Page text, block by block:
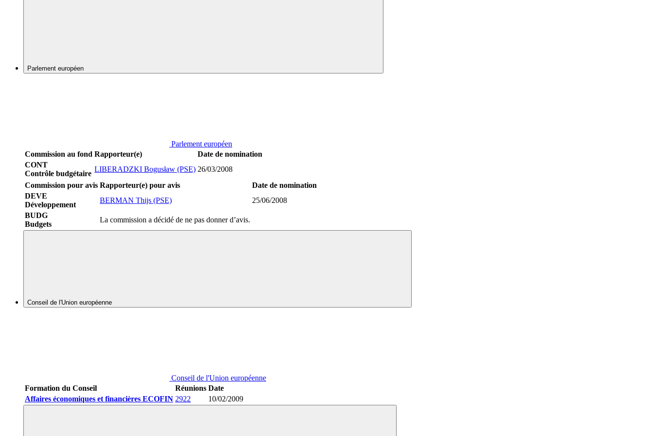
Parlement européen
Parlement européen
Commission au fond Rapporteur(e)
Date de nomination
CONT
Contrôle budgétaire
LIBERADZKI Bogusław (PSE) 26/03/2008
Commission pour avis Rapporteur(e) pour avis
Date de nomination
DEVE
Développement
BERMAN Thijs (PSE)
25/06/2008
BUDG
Budgets
La commission a décidé de ne pas donner d’avis.
Conseil de l'Union européenne
Conseil de l'Union européenne
Formation du Conseil
Réunions Date
Affaires économiques et financières ECOFIN 2922 10/02/2009